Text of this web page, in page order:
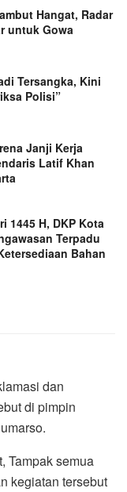
Hangat, Radar
untuk Gowa
Tersangka, Kini
Polisi”
Janji Kerja
Latif Khan
1445 H, DKP Kota
Terpadu
Bahan
dan
di pimpin
Tampak semua
kegiatan tersebut